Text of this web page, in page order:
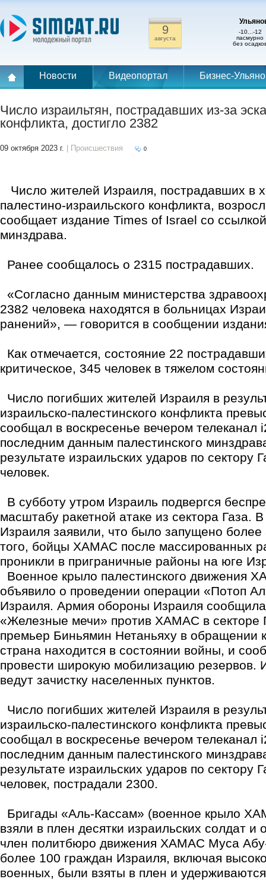
9
августа
-10...-12
пасмурно
без
Новости Видеопортал Бизнес-
Число израильтян, пострадавших из-за
конфликта, достигло 2382
09 октября 2023 г. | Происшествия 0
Число жителей Израиля, пострадавших в
палестино-израильского конфликта,
сообщает издание Times of Israel со
минздрава.
Ранее сообщалось о 2315 пострадавших.
«Согласно данным министерства
2382 человека находятся в больницах
ранений», — говорится в сообщении
Как отмечается, состояние 22
критическое, 345 человек в тяжелом
Число погибших жителей Израиля в
израильско-палестинского конфликта
сообщал в воскресенье вечером телеканал
последним данным палестинского
результате израильских ударов по сектору
человек.
В субботу утром Израиль подвергся
масштабу ракетной атаке из сектора Газа.
Израиля заявили, что было запущено более
того, бойцы ХАМАС после массированных
проникли в приграничные районы на юге
Военное крыло палестинского движения
объявило о проведении операции «Потоп
Израиля. Армия обороны Израиля
«Железные мечи» против ХАМАС в секторе
премьер Биньямин Нетаньяху в обращении
страна находится в состоянии войны, и
провести широкую мобилизацию резервов.
ведут зачистку населенных пунктов.
Число погибших жителей Израиля в
израильско-палестинского конфликта
сообщал в воскресенье вечером телеканал
последним данным палестинского
результате израильских ударов по сектору
человек, пострадали 2300.
Бригады «Аль-Кассам» (военное крыло
взяли в плен десятки израильских солдат
член политбюро движения ХАМАС Муса
более 100 граждан Израиля, включая
военных, были взяты в плен и